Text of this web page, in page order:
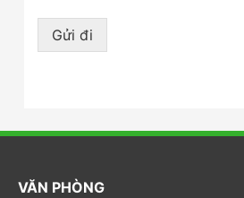
Gửi đi
VĂN PHÒNG